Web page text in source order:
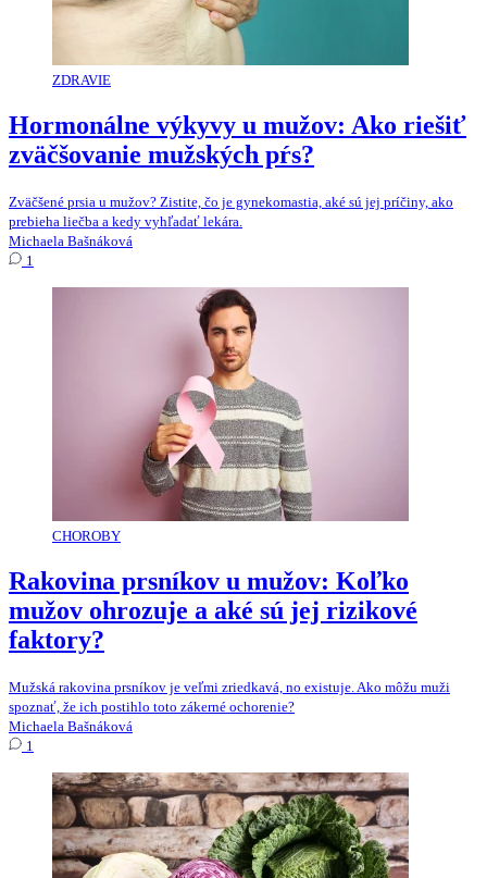
ZDRAVIE
Hormonálne výkyvy u mužov: Ako riešiť
zväčšovanie mužských pŕs?
Zväčšené prsia u mužov? Zistite, čo je gynekomastia, aké sú jej príčiny, ako
prebieha liečba a kedy vyhľadať lekára.
Michaela Bašnáková
1
CHOROBY
Rakovina prsníkov u mužov: Koľko
mužov ohrozuje a aké sú jej rizikové
faktory?
Mužská rakovina prsníkov je veľmi zriedkavá, no existuje. Ako môžu muži
spoznať, že ich postihlo toto zákerné ochorenie?
Michaela Bašnáková
1